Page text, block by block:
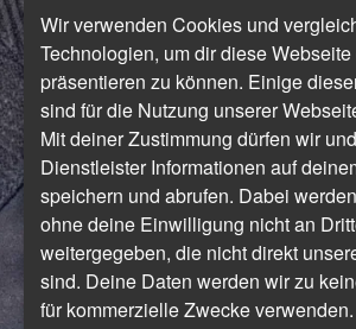
Wir verwenden Cookies und
Technologien, um dir diese
präsentieren zu können. Einige
sind für die Nutzung unserer
Mit deiner Zustimmung dürfen wir
Dienstleister Informationen auf
speichern und abrufen. Dabei
ohne deine Einwilligung nicht an
weitergegeben, die nicht direkt
sind. Deine Daten werden wir zu
für kommerzielle Zwecke verwenden.